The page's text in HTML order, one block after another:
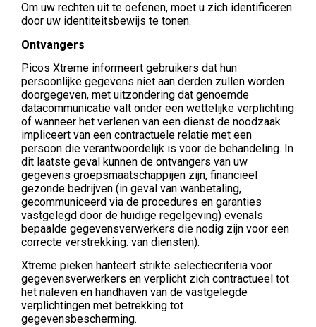
Om uw rechten uit te oefenen, moet u zich identificeren
door uw identiteitsbewijs te tonen.
Ontvangers
Picos Xtreme informeert gebruikers dat hun
persoonlijke gegevens niet aan derden zullen worden
doorgegeven, met uitzondering dat genoemde
datacommunicatie valt onder een wettelijke verplichting
of wanneer het verlenen van een dienst de noodzaak
impliceert van een contractuele relatie met een
persoon die verantwoordelijk is voor de behandeling. In
dit laatste geval kunnen de ontvangers van uw
gegevens groepsmaatschappijen zijn, financieel
gezonde bedrijven (in geval van wanbetaling,
gecommuniceerd via de procedures en garanties
vastgelegd door de huidige regelgeving) evenals
bepaalde gegevensverwerkers die nodig zijn voor een
correcte verstrekking. van diensten).
Xtreme pieken hanteert strikte selectiecriteria voor
gegevensverwerkers en verplicht zich contractueel tot
het naleven en handhaven van de vastgelegde
verplichtingen met betrekking tot
gegevensbescherming.